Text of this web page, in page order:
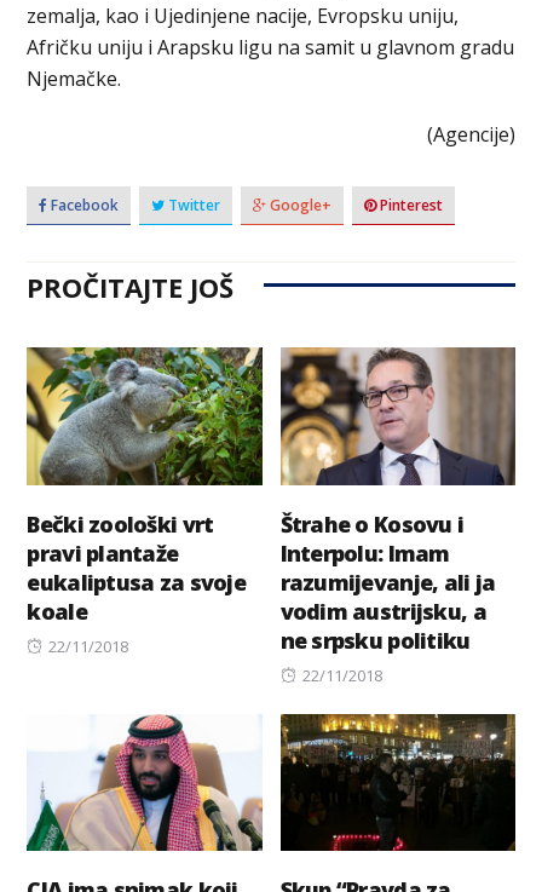
zemalja, kao i Ujedinjene nacije, Evropsku uniju,
Afričku uniju i Arapsku ligu na samit u glavnom gradu
Njemačke.
(Agencije)
Facebook Twitter Google+ Pinterest
PROČITAJTE JOŠ
Bečki zoološki vrt
pravi plantaže
eukaliptusa za svoje
koale
Posted
22/11/2018
Štrahe o Kosovu i
Interpolu: Imam
razumijevanje, ali ja
vodim austrijsku, a
ne srpsku politiku
Posted
22/11/2018